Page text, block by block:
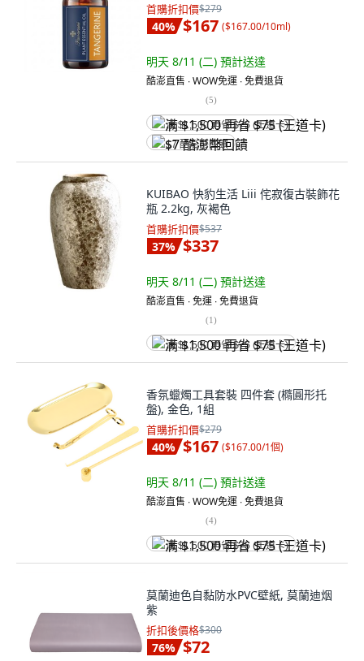
首購折扣價$279
40% $167 ($167.00/10ml)
明天 8/11 (二) 預計送達
酷澎直售 ∙ WOW免運 ∙ 免費退貨
(5)
满 $1,500 再省 $75 (王道卡)
$7 酷澎幣回饋
KUIBAO 快豹生活 Liii 侘寂復古裝飾花
瓶 2.2kg, 灰褐色
首購折扣價$537
37% $337
明天 8/11 (二) 預計送達
酷澎直售 ∙ 免運 ∙ 免費退貨
(1)
满 $1,500 再省 $75 (王道卡)
香氛蠟燭工具套裝 四件套 (橢圓形托
盤), 金色, 1組
首購折扣價$279
40% $167 ($167.00/1個)
明天 8/11 (二) 預計送達
酷澎直售 ∙ WOW免運 ∙ 免費退貨
(4)
满 $1,500 再省 $75 (王道卡)
莫蘭迪色自黏防水PVC壁紙, 莫蘭迪烟
紫
折扣後價格$300
76% $72